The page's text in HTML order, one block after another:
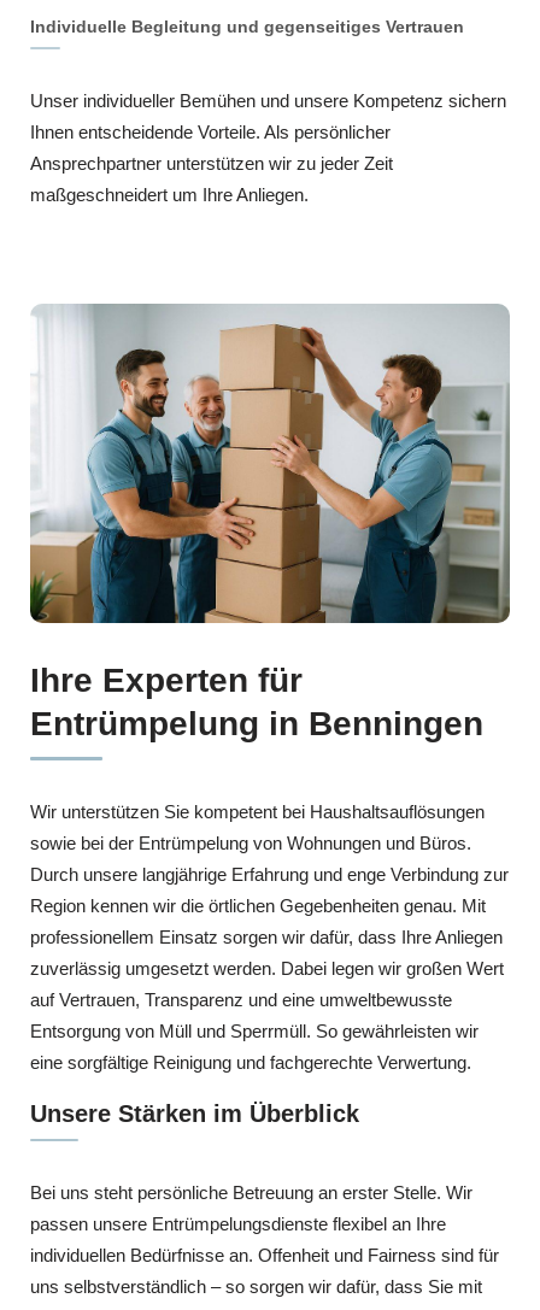
Individuelle Begleitung und gegenseitiges Vertrauen
Unser individueller Bemühen und unsere Kompetenz sichern
Ihnen entscheidende Vorteile. Als persönlicher
Ansprechpartner unterstützen wir zu jeder Zeit
maßgeschneidert um Ihre Anliegen.
Ihre Experten für
Entrümpelung in Benningen
Wir unterstützen Sie kompetent bei Haushaltsauflösungen
sowie bei der Entrümpelung von Wohnungen und Büros.
Durch unsere langjährige Erfahrung und enge Verbindung zur
Region kennen wir die örtlichen Gegebenheiten genau. Mit
professionellem Einsatz sorgen wir dafür, dass Ihre Anliegen
zuverlässig umgesetzt werden. Dabei legen wir großen Wert
auf Vertrauen, Transparenz und eine umweltbewusste
Entsorgung von Müll und Sperrmüll. So gewährleisten wir
eine sorgfältige Reinigung und fachgerechte Verwertung.
Unsere Stärken im Überblick
Bei uns steht persönliche Betreuung an erster Stelle. Wir
passen unsere Entrümpelungsdienste flexibel an Ihre
individuellen Bedürfnisse an. Offenheit und Fairness sind für
uns selbstverständlich – so sorgen wir dafür, dass Sie mit